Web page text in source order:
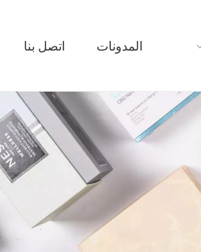
المدونات اتصل بنا